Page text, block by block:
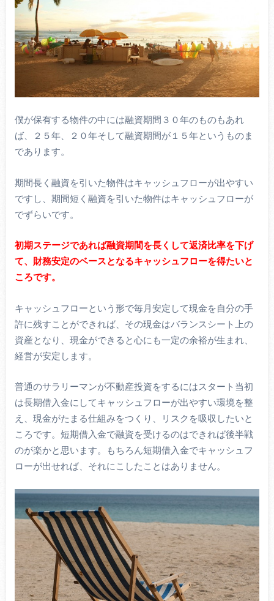
僕が保有する物件の中には融資期間３０年のものもあれ
ば、２５年、２０年そして融資期間が１５年というものま
であります。
期間長く融資を引いた物件はキャッシュフローが出やすい
ですし、期間短く融資を引いた物件はキャッシュフローが
でずらいです。
初期ステージであれば融資期間を長くして返済比率を下げ
て、財務安定のベースとなるキャッシュフローを得たいと
ころです。
キャッシュフローという形で毎月安定して現金を自分の手
許に残すことができれば、その現金はバランスシート上の
資産となり、現金ができると心にも一定の余裕が生まれ、
経営が安定します。
普通のサラリーマンが不動産投資をするにはスタート当初
は長期借入金にしてキャッシュフローが出やすい環境を整
え、現金がたまる仕組みをつくり、リスクを吸収したいと
ころです。短期借入金で融資を受けるのはできれば後半戦
のが楽かと思います。もちろん短期借入金でキャッシュフ
ローが出せれば、それにこしたことはありません。